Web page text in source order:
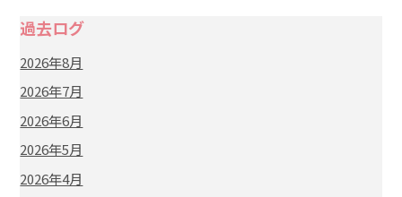
過去ログ
2026年8月
2026年7月
2026年6月
2026年5月
2026年4月